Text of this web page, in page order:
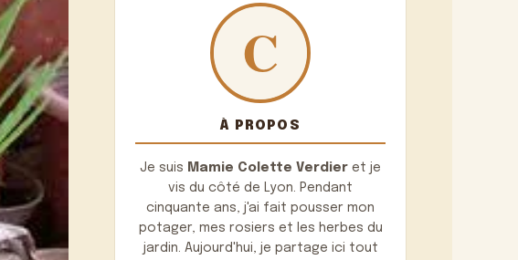
À PROPOS
Je suis Mamie Colette Verdier et je
vis du côté de Lyon. Pendant
cinquante ans, j'ai fait pousser mon
potager, mes rosiers et les herbes du
jardin. Aujourd'hui, je partage ici tout